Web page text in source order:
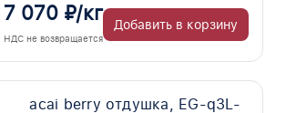
7 070 ₽/кг
НДС не возвращается
Добавить в корзину
acai berry отдушка, EG-q3L-